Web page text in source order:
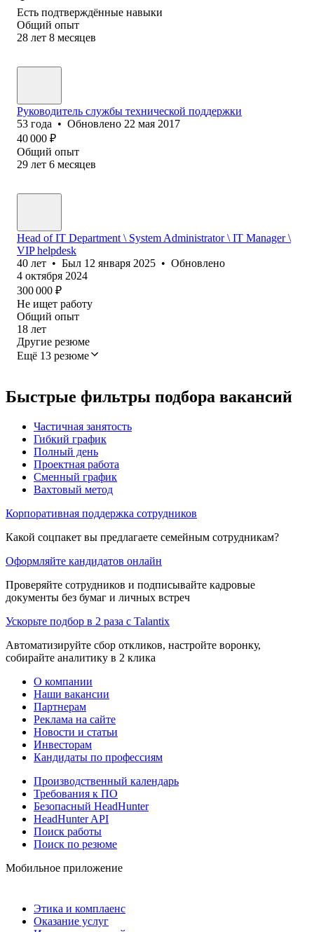
Есть подтверждённые навыки
Общий опыт
28 лет 8 месяцев
Руководитель службы технической поддержки
53 года • Обновлено 22 мая 2017
40 000 ₽
Общий опыт
29 лет 6 месяцев
Head of IT Department \ System Administrator \ IT Manager \
VIP helpdesk
40 лет • Был 12 января 2025 • Обновлено
4 октября 2024
300 000 ₽
Не ищет работу
Общий опыт
18 лет
Другие резюме
Ещё 13 резюме
Быстрые фильтры подбора вакансий
Частичная занятость
Гибкий график
Полный день
Проектная работа
Сменный график
Вахтовый метод
Корпоративная поддержка сотрудников
Какой соцпакет вы предлагаете семейным сотрудникам?
Оформляйте кандидатов онлайн
Проверяйте сотрудников и подписывайте кадровые
документы без бумаг и личных встреч
Ускорьте подбор в 2 раза с Talantix
Автоматизируйте сбор откликов, настройте воронку,
собирайте аналитику в 2 клика
О компании
Наши вакансии
Партнерам
Реклама на сайте
Новости и статьи
Инвесторам
Кандидаты по профессиям
Производственный календарь
Требования к ПО
Безопасный HeadHunter
HeadHunter API
Поиск работы
Поиск по резюме
Мобильное приложение
Этика и комплаенс
Оказание услуг